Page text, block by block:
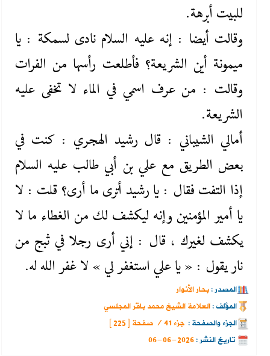
للبيت أبرهة.
وقالت أيضا : إنه عليه ‌السلام نادى لسمكة : يا
ميمونة أين الشريعة؟ فأطلعت رأسها من الفرات
وقالت : من عرف اسمي في الماء لا تخفى عليه
الشريعة.
أمالي الشيباني : قال رشيد الهجري : كنت في
بعض الطريق مع علي بن أبي طالب عليه ‌السلام
إذا التفت فقال : يا رشيد أترى ما أرى؟ قلت : لا
يا أمير المؤمنين وإنه ليكشف لك من الغطاء ما لا
يكشف لغيرك ، قال : إني أرى رجلا في ثبج من
نار يقول : « يا علي استغفر لي » لا غفر الله له.
المصدر :بحار الأنوار
المؤلف :العلامة الشيخ محمد باقر المجلسي
الجزء والصفحة : جزء 41 / صفحة [ 225 ]
تاريخ النشر :2026-06-06